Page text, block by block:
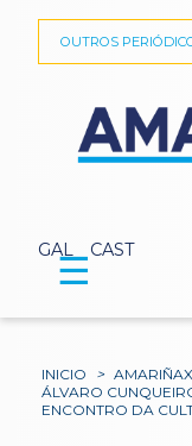
GAL CAST
OUTROS
☰
INICIO >
ÁLVARO
ENCONTRO DA